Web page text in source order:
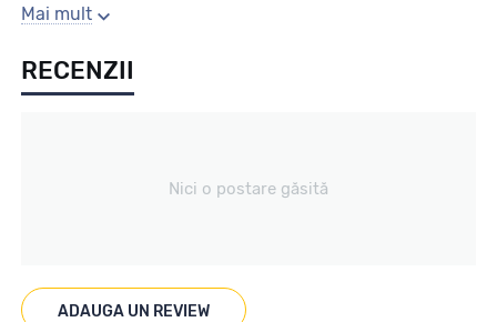
Sezon
All season / Off Road
Marcat M+S
Mai mult
RECENZII
Nici o postare găsită
ADAUGA UN REVIEW